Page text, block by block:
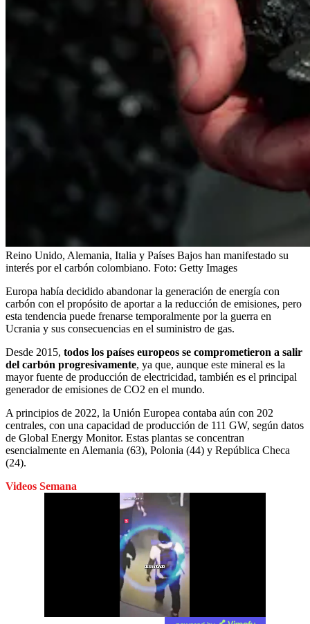
Reino Unido, Alemania, Italia y Países Bajos han manifestado su
interés por el carbón colombiano. Foto: Getty Images
Europa había decidido abandonar la generación de energía con
carbón con el propósito de aportar a la reducción de emisiones, pero
esta tendencia puede frenarse temporalmente por la guerra en
Ucrania y sus consecuencias en el suministro de gas.
Desde 2015, todos los países europeos se comprometieron a salir
del carbón progresivamente, ya que, aunque este mineral es la
mayor fuente de producción de electricidad, también es el principal
generador de emisiones de CO2 en el mundo.
A principios de 2022, la Unión Europea contaba aún con 202
centrales, con una capacidad de producción de 111 GW, según datos
de Global Energy Monitor. Estas plantas se concentran
esencialmente en Alemania (63), Polonia (44) y República Checa
(24).
Videos Semana